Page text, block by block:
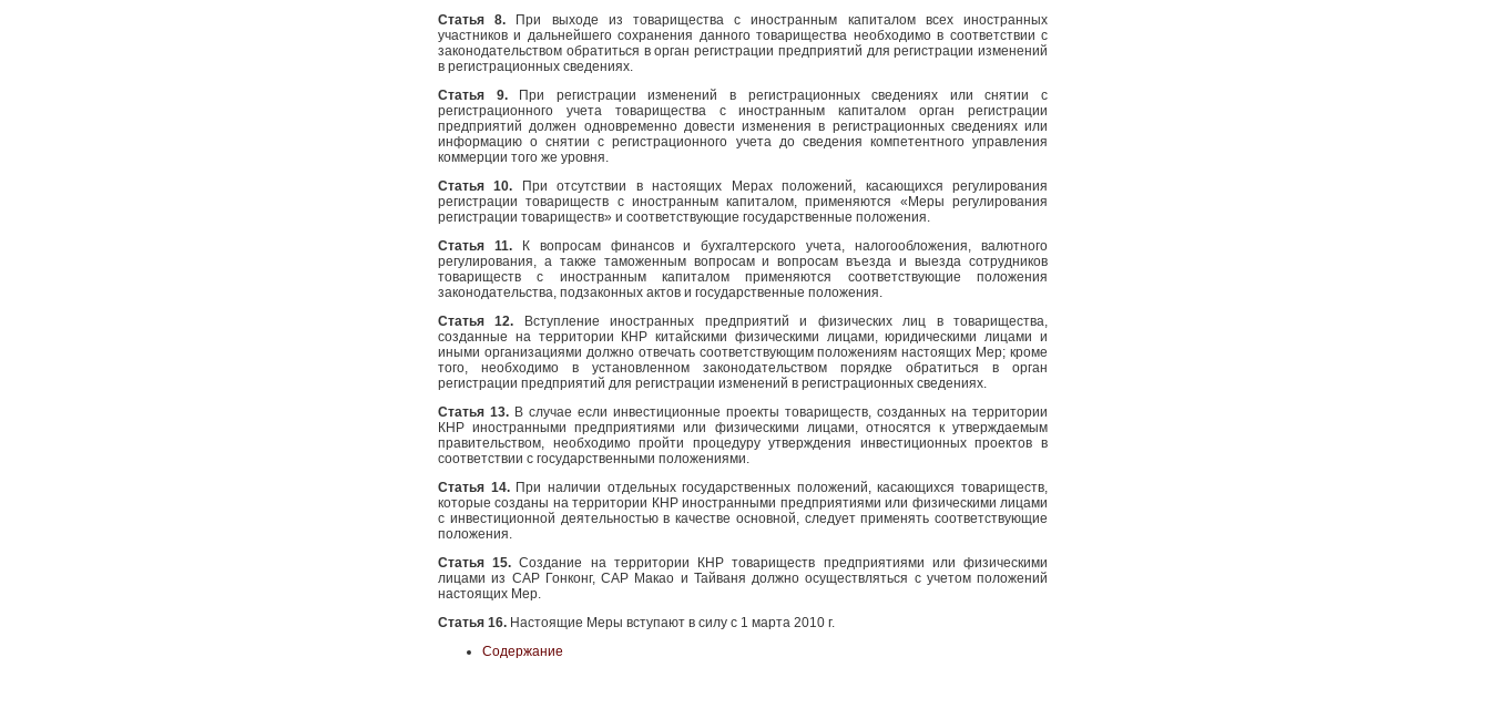
Статья 8. При выходе из товарищества с иностранным капиталом всех иностранных
участников и дальнейшего сохранения данного товарищества необходимо в соответствии с
законодательством обратиться в орган регистрации предприятий для регистрации изменений
в регистрационных сведениях.
Статья 9. При регистрации изменений в регистрационных сведениях или снятии с
регистрационного учета товарищества с иностранным капиталом орган регистрации
предприятий должен одновременно довести изменения в регистрационных сведениях или
информацию о снятии с регистрационного учета до сведения компетентного управления
коммерции того же уровня.
Статья 10. При отсутствии в настоящих Мерах положений, касающихся регулирования
регистрации товариществ с иностранным капиталом, применяются «Меры регулирования
регистрации товариществ» и соответствующие государственные положения.
Статья 11. К вопросам финансов и бухгалтерского учета, налогообложения, валютного
регулирования, а также таможенным вопросам и вопросам въезда и выезда сотрудников
товариществ с иностранным капиталом применяются соответствующие положения
законодательства, подзаконных актов и государственные положения.
Статья 12. Вступление иностранных предприятий и физических лиц в товарищества,
созданные на территории КНР китайскими физическими лицами, юридическими лицами и
иными организациями должно отвечать соответствующим положениям настоящих Мер; кроме
того, необходимо в установленном законодательством порядке обратиться в орган
регистрации предприятий для регистрации изменений в регистрационных сведениях.
Статья 13. В случае если инвестиционные проекты товариществ, созданных на территории
КНР иностранными предприятиями или физическими лицами, относятся к утверждаемым
правительством, необходимо пройти процедуру утверждения инвестиционных проектов в
соответствии с государственными положениями.
Статья 14. При наличии отдельных государственных положений, касающихся товариществ,
которые созданы на территории КНР иностранными предприятиями или физическими лицами
с инвестиционной деятельностью в качестве основной, следует применять соответствующие
положения.
Статья 15.Создание на территории КНР товариществ предприятиями или физическими
лицами из САР Гонконг, САР Макао и Тайваня должно осуществляться с учетом положений
настоящих Мер.
Статья 16. Настоящие Меры вступают в силу с 1 марта 2010 г.
Содержание